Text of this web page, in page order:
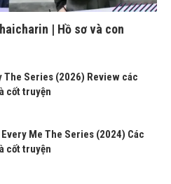
| Hồ sơ và con
The Series (2026) Review các
cốt truyện
Every Me The Series (2024) Các
cốt truyện